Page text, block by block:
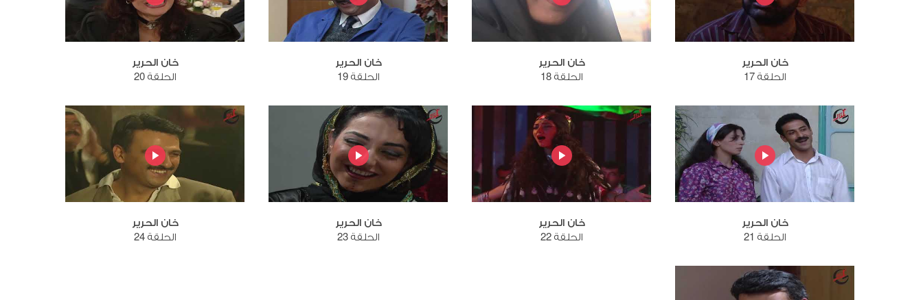
خان الحرير
الحلقة 17
خان الحرير
الحلقة 18
خان الحرير
الحلقة 19
خان الحرير
الحلقة 20
خان الحرير
الحلقة 21
خان الحرير
الحلقة 22
خان الحرير
الحلقة 23
خان الحرير
الحلقة 24